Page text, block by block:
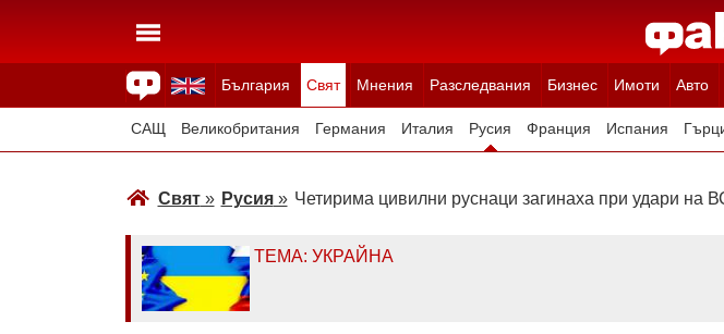
България Свят Мнения Разследвания Бизнес Имоти Авто
Здраве Времето Анкети Вицове Куизове
САЩ Великобритания Германия Италия Русия Франция Испания
Свят» Русия» Четирима цивилни руснаци загинаха при удари на
ТЕМА: УКРАЙНА